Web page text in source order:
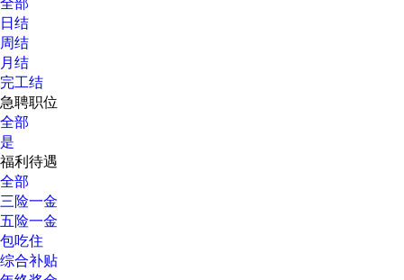
日结
周结
月结
完工结
急聘职位
全部
是
福利待遇
全部
三险一金
五险一金
包吃住
综合补贴